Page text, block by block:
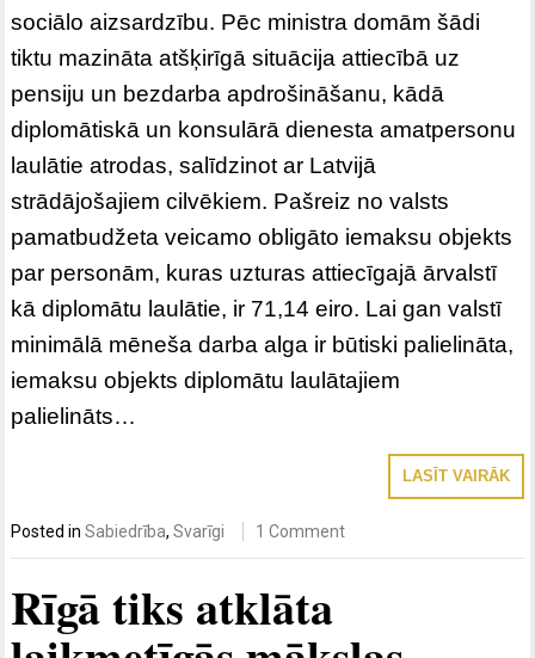
sociālo aizsardzību. Pēc ministra domām šādi
tiktu mazināta atšķirīgā situācija attiecībā uz
pensiju un bezdarba apdrošināšanu, kādā
diplomātiskā un konsulārā dienesta amatpersonu
laulātie atrodas, salīdzinot ar Latvijā
strādājošajiem cilvēkiem. Pašreiz no valsts
pamatbudžeta veicamo obligāto iemaksu objekts
par personām, kuras uzturas attiecīgajā ārvalstī
kā diplomātu laulātie, ir 71,14 eiro. Lai gan valstī
minimālā mēneša darba alga ir būtiski palielināta,
iemaksu objekts diplomātu laulātajiem
palielināts…
LASĪT VAIRĀK
Posted inSabiedrība,Svarīgi 1 Comment
Rīgā tiks atklāta